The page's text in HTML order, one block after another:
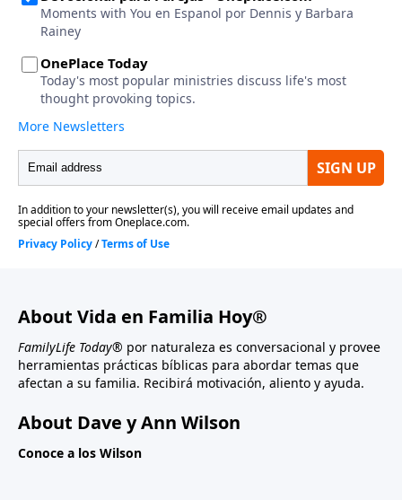
About Vida en Familia Hoy®
FamilyLife Today® por naturaleza es conversacional y provee
herramientas prácticas bíblicas para abordar temas que
afectan a su familia. Recibirá motivación, aliento y ayuda.
About Dave y Ann Wilson
Conoce a los Wilson